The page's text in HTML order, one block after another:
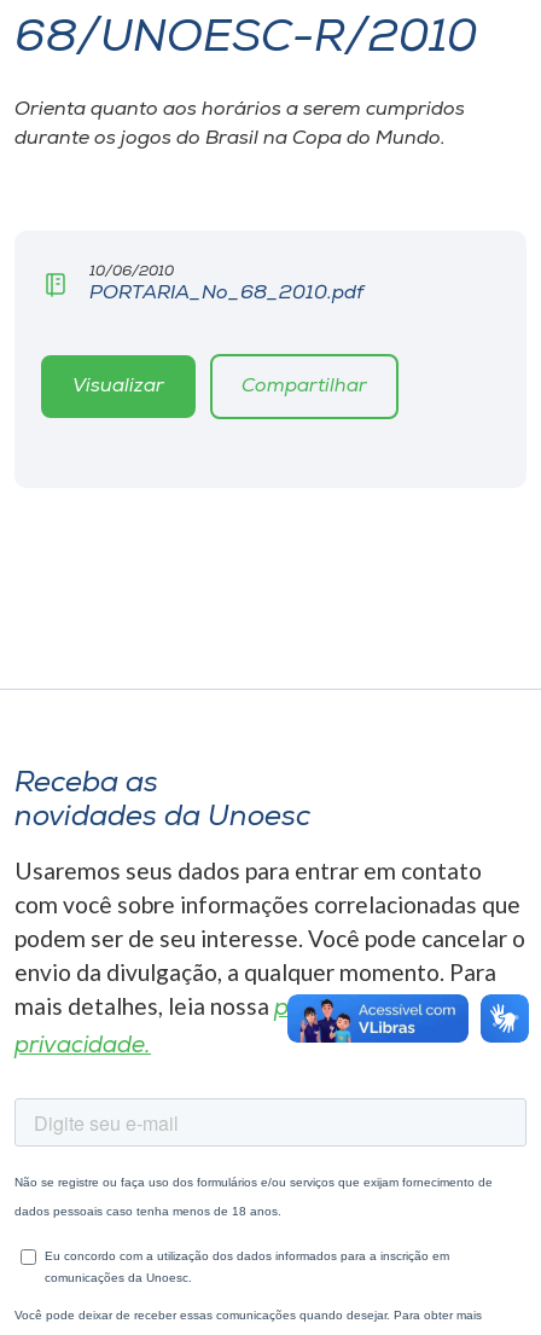
I.nova
Diplomados
CPA
Editora
Selecione
o idioma
68/UNOESC-R/2010
Orienta quanto aos horários a serem cumpridos
durante os jogos do Brasil na Copa do Mundo.
10/06/2010
PORTARIA_No_68_2010.pdf
Visualizar Compartilhar
Receba as
novidades da Unoesc
Usaremos seus dados para entrar em contato
com você sobre informações correlacionadas que
podem ser de seu interesse. Você pode cancelar o
envio da divulgação, a qualquer momento. Para
mais detalhes, leia nossa política de
privacidade.